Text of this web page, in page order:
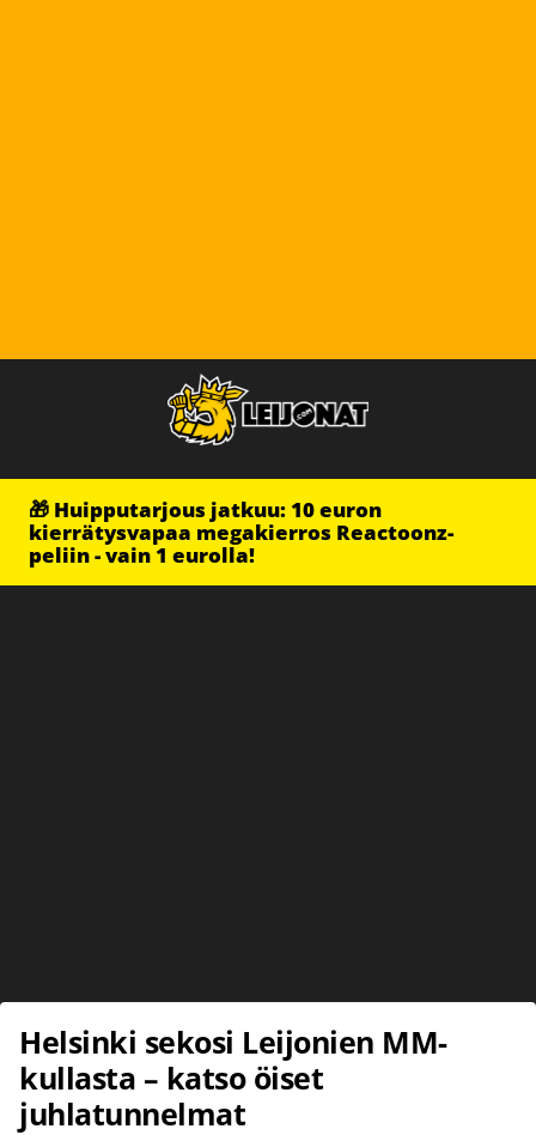
🎁 Huipputarjous jatkuu: 10 euron
kierrätysvapaa megakierros Reactoonz-
peliin - vain 1 eurolla!
Helsinki sekosi Leijonien MM-
kullasta – katso öiset
juhlatunnelmat